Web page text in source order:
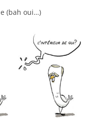
(bah oui…)